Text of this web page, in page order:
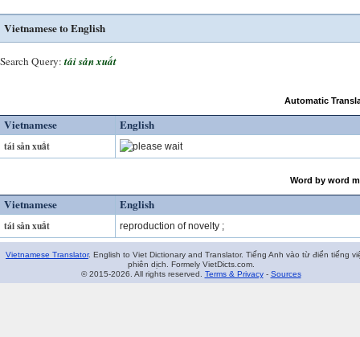
Vietnamese to English
Search Query: tái sản xuất
Automatic
Vietnamese English
tái sản xuất
Word by word
Vietnamese English
tái sản xuất reproduction of novelty ;
Vietnamese Translator. English to Viet Dictionary and Translator. Tiếng Anh vào từ điển tiếng
phiên dịch. Formely VietDicts.com.
© 2015-2026. All rights reserved. Terms & Privacy- Sources